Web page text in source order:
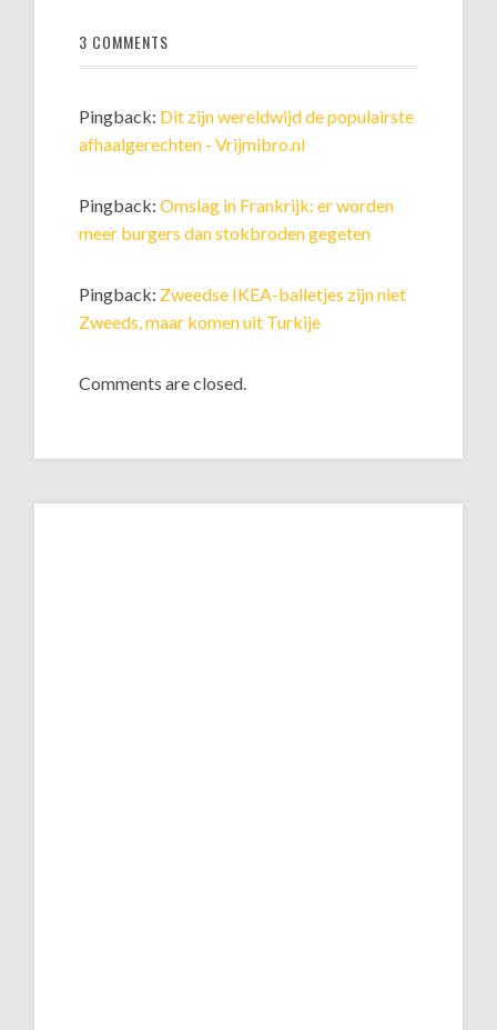
3 COMMENTS
Pingback: Dit zijn wereldwijd de populairste
afhaalgerechten - Vrijmibro.nl
Pingback:Omslag in Frankrijk: er worden
meer burgers dan stokbroden gegeten
Pingback: Zweedse IKEA-balletjes zijn niet
Zweeds, maar komen uit Turkije
Comments are closed.